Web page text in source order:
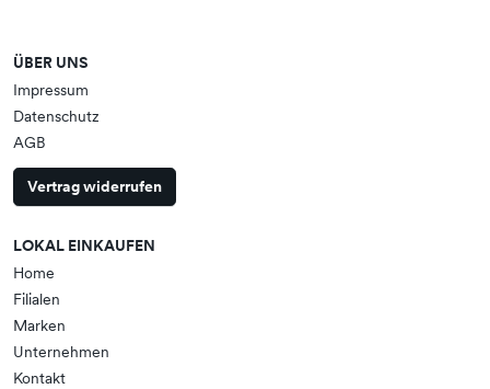
ÜBER UNS
Impressum
Datenschutz
AGB
Vertrag widerrufen
LOKAL EINKAUFEN
Home
Filialen
Marken
Unternehmen
Kontakt